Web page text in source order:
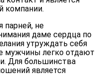
компании.
парней, не
даме сердца по
утруждать себя
мужчины легко отдают
Для большинства
является